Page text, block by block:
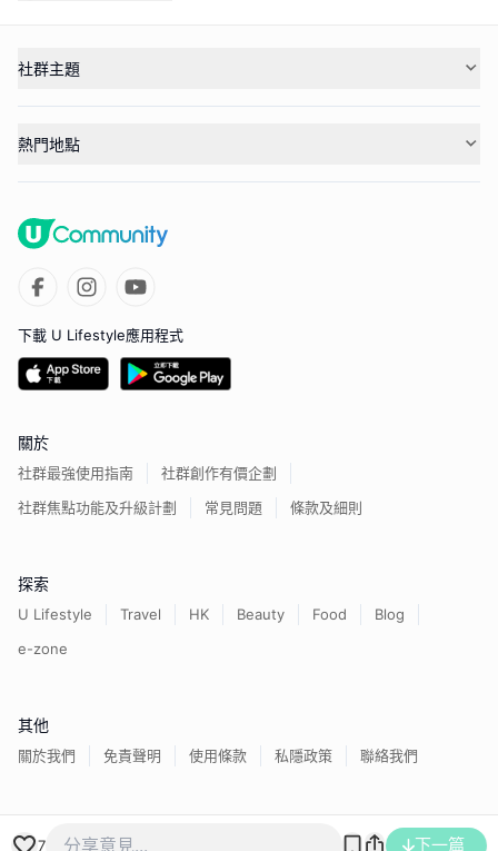
7 下一篇
社群主題
熱門地點
下載 U Lifestyle應用程式
關於
社群最強使用指南
社群創作有價企劃
社群焦點功能及升級計劃
常見問題 條款及細則
探索
U Lifestyle Travel HK Beauty Food
Blog
e-zone
其他
關於我們 免責聲明 使用條款 私隱政策 聯絡我們
香港經濟日報版權所有©